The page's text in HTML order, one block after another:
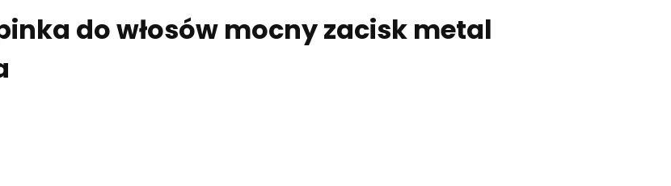
do włosów mocny zacisk metal